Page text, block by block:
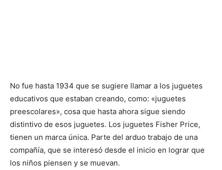
No fue hasta 1934 que se sugiere llamar a los juguetes
educativos que estaban creando, como: «juguetes
preescolares», cosa que hasta ahora sigue siendo
distintivo de esos juguetes. Los juguetes Fisher Price,
tienen un marca única. Parte del arduo trabajo de una
compañía, que se interesó desde el inicio en lograr que
los niños piensen y se muevan.